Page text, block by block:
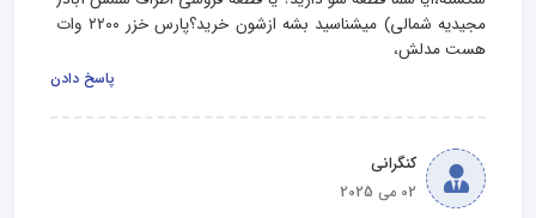
مجیدیه شمالی) میشناسید بشه ازشون خرید؟پارس خزر ۲۲۰۰ وات
هست مدلش،
پاسخ دادن
کنگرانی
02 می 2025